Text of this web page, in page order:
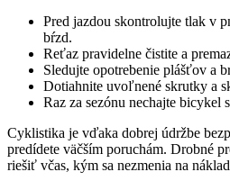
Pred jazdou skontrolujte tlak v
bŕzd.
Reťaz pravidelne čistite a
Sledujte opotrebenie plášťov a
Dotiahnite uvoľnené skrutky a
Raz za sezónu nechajte bicykel
Cyklistika je vďaka dobrej údržbe
predídete väčším poruchám. Drobné
riešiť včas, kým sa nezmenia na